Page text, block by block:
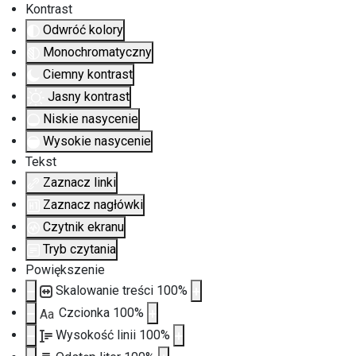
Kontrast
Odwróć kolory
Monochromatyczny
Ciemny kontrast
Jasny kontrast
Niskie nasycenie
Wysokie nasycenie
Tekst
Zaznacz linki
Zaznacz nagłówki
Czytnik ekranu
Tryb czytania
Powiększenie
Skalowanie treści 100%
Aa Czcionka 100%
Wysokość linii 100%